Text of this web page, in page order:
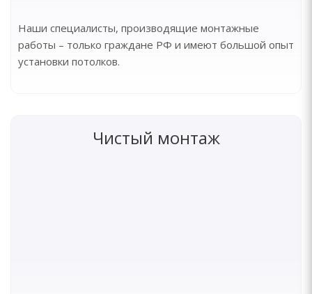
Наши специалисты, производящие монтажные
работы – только граждане РФ и имеют большой опыт
установки потолков.
Чистый монтаж